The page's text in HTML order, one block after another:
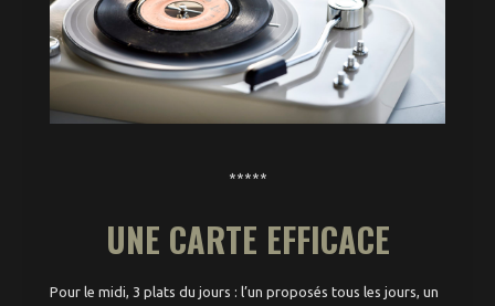
*****
UNE CARTE EFFICACE
Pour le midi, 3 plats du jours : l’un proposés tous les jours, un